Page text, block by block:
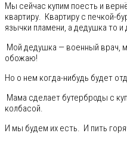
Мы сейчас купим поесть и
квартиру. Квартиру с печкой-
язычки пламени, а дедушка то
Мой дедушка — военный врач,
обожаю!
Но о нем когда-нибудь будет
Мама сделает бутерброды с
колбасой.
И мы будем их есть. И пить